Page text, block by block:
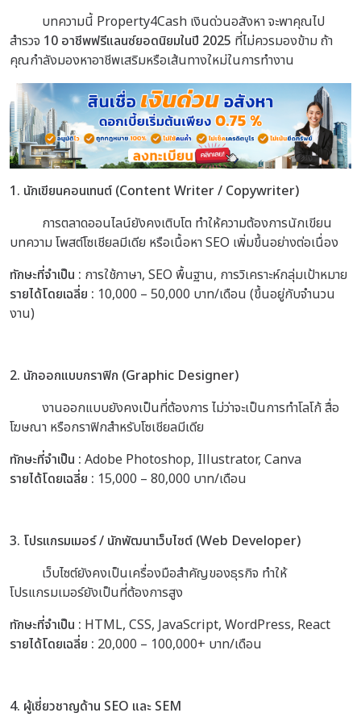
บทความนี้ Property4Cash เงินด่วนอสังหา จะพาคุณไป
สำรวจ 10 อาชีพฟรีแลนซ์ยอดนิยมในปี 2025 ที่ไม่ควรมองข้าม ถ้า
คุณกำลังมองหาอาชีพเสริมหรือเส้นทางใหม่ในการทำงาน
1. นักเขียนคอนเทนต์ (Content Writer / Copywriter)
การตลาดออนไลน์ยังคงเติบโต ทำให้ความต้องการนักเขียน
บทความ โพสต์โซเชียลมีเดีย หรือเนื้อหา SEO เพิ่มขึ้นอย่างต่อเนื่อง
ทักษะที่จำเป็น : การใช้ภาษา, SEO พื้นฐาน, การวิเคราะห์กลุ่มเป้าหมาย
รายได้โดยเฉลี่ย : 10,000 – 50,000 บาท/เดือน (ขึ้นอยู่กับจำนวน
งาน)
2. นักออกแบบกราฟิก (Graphic Designer)
งานออกแบบยังคงเป็นที่ต้องการ ไม่ว่าจะเป็นการทำโลโก้ สื่อ
โฆษณา หรือกราฟิกสำหรับโซเชียลมีเดีย
ทักษะที่จำเป็น : Adobe Photoshop, Illustrator, Canva
รายได้โดยเฉลี่ย : 15,000 – 80,000 บาท/เดือน
3. โปรแกรมเมอร์ / นักพัฒนาเว็บไซต์ (Web Developer)
เว็บไซต์ยังคงเป็นเครื่องมือสำคัญของธุรกิจ ทำให้
โปรแกรมเมอร์ยังเป็นที่ต้องการสูง
ทักษะที่จำเป็น : HTML, CSS, JavaScript, WordPress, React
รายได้โดยเฉลี่ย : 20,000 – 100,000+ บาท/เดือน
4. ผู้เชี่ยวชาญด้าน SEO และ SEM